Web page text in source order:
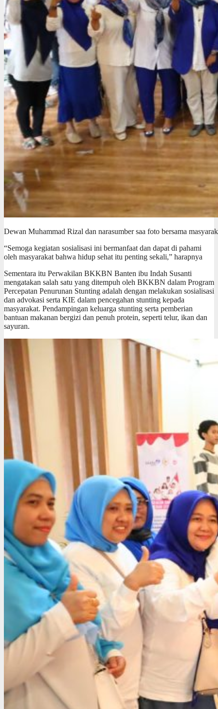
Dewan Muhammad Rizal dan narasumber saa foto bersama
“Semoga kegiatan sosialisasi ini bermanfaat dan dapat di pahami
oleh masyarakat bahwa hidup sehat itu penting sekali,” harapnya
Sementara itu Perwakilan BKKBN Banten ibu Indah Susanti
mengatakan salah satu yang ditempuh oleh BKKBN dalam Program
Percepatan Penurunan Stunting adalah dengan melakukan sosialisasi
dan advokasi serta KIE dalam pencegahan stunting kepada
masyarakat. Pendampingan keluarga stunting serta pemberian
bantuan makanan bergizi dan penuh protein, seperti telur, ikan dan
sayuran.